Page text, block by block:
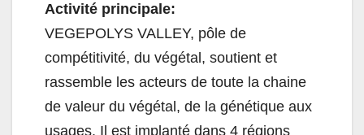
Activité principale:
VEGEPOLYS VALLEY, pôle de
compétitivité, du végétal, soutient et
rassemble les acteurs de toute la chaine
de valeur du végétal, de la génétique aux
usages. Il est implanté dans 4 régions